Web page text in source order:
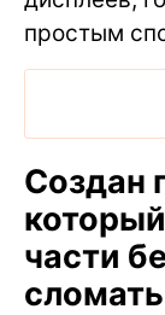
простым
Создан
части
сломать